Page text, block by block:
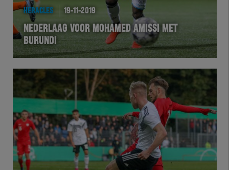
HERACLES 19-11-2019
NEDERLAAG VOOR MOHAMED AMISSI MET
BURUNDI